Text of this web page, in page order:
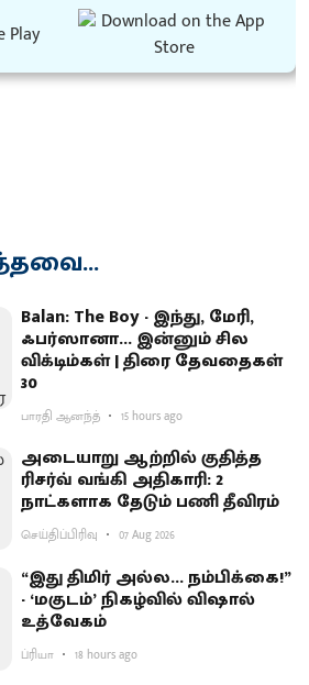
Balan: The Boy - இந்து, மேரி,
ஃபர்ஸானா... இன்னும் சில
விக்டிம்கள் | திரை தேவதைகள்
30
பாரதி ஆனந்த் 15 hours ago
அடையாறு ஆற்றில் குதித்த
ரிசர்வ் வங்கி அதிகாரி: 2
நாட்களாக தேடும் பணி தீவிரம்
செய்திப்பிரிவு 07 Aug 2026
“இது திமிர் அல்ல... நம்பிக்கை!”
- ‘மகுடம்’ நிகழ்வில் விஷால்
உத்வேகம்
ப்ரியா 18 hours ago